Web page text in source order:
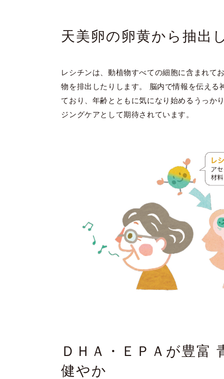
天美卵の卵黄から抽出
レシチンは、動植物すべての細胞に含まれて
物を排出したりします。 脳内で情報を伝え
ており、年齢とともに気になり始めるうっか
ジングケアとして期待されています。
ＤＨＡ・ＥＰＡが豊富
健やか